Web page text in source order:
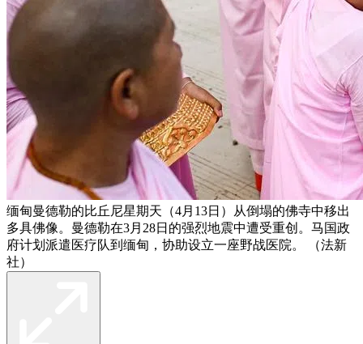
缅甸曼德勒的比丘尼星期天（4月13日）从倒塌的佛寺中移出
多具佛像。曼德勒在3月28日的强烈地震中遭受重创。马国政
府计划派遣医疗队到缅甸，协助设立一座野战医院。 （法新
社）